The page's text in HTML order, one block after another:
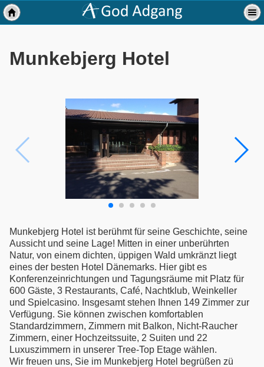
Munkebjerg Hotel
Munkebjerg Hotel ist berühmt für seine Geschichte, seine
Aussicht und seine Lage! Mitten in einer unberührten
Natur, von einem dichten, üppigen Wald umkränzt liegt
eines der besten Hotel Dänemarks. Hier gibt es
Konferenzeinrichtungen und Tagungsräume mit Platz für
600 Gäste, 3 Restaurants, Café, Nachtklub, Weinkeller
und Spielcasino. Insgesamt stehen Ihnen 149 Zimmer zur
Verfügung. Sie können zwischen komfortablen
Standardzimmern, Zimmern mit Balkon, Nicht-Raucher
Zimmern, einer Hochzeitssuite, 2 Suiten und 22
Luxuszimmern in unserer Tree-Top Etage wählen.
Wir freuen uns, Sie im Munkebjerg Hotel begrüßen zü